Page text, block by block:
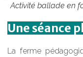
Activité ballade en
Une séance
La ferme